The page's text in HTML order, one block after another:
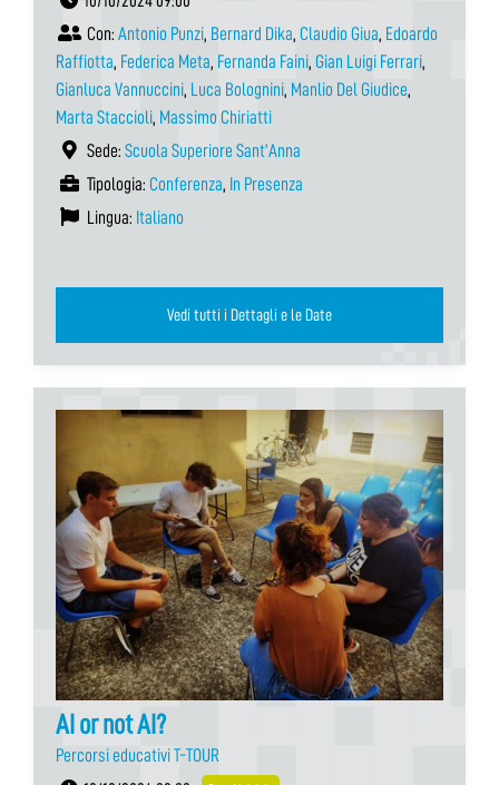
Con: Antonio Punzi, Bernard Dika, Claudio Giua, Edoardo
Raffiotta, Federica Meta, Fernanda Faini, Gian Luigi Ferrari,
Gianluca Vannuccini, Luca Bolognini, Manlio Del Giudice,
Marta Staccioli, Massimo Chiriatti
Sede: Scuola Superiore Sant’Anna
Tipologia: Conferenza, In Presenza
Lingua: Italiano
Vedi tutti i Dettagli e le Date
AI or not AI?
Percorsi educativi T-TOUR